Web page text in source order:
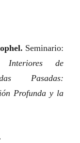
Seminario:
de
Pasadas:
Profunda y la